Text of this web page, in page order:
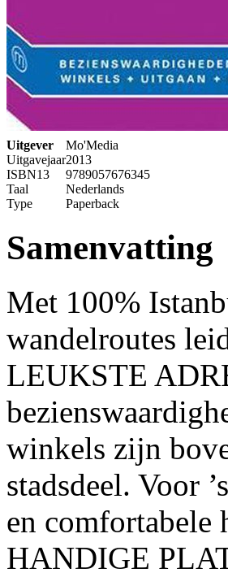
Uitgever
Mo'Media
Uitgavejaar2013
ISBN13
9789057676345
Taal
Nederlands
Type
Paperback
Samenvatting
Met 100%
wandelroutes
LEUKSTE
winkels zijn
stadsdeel. Voor
en comfortabele
HANDIGE